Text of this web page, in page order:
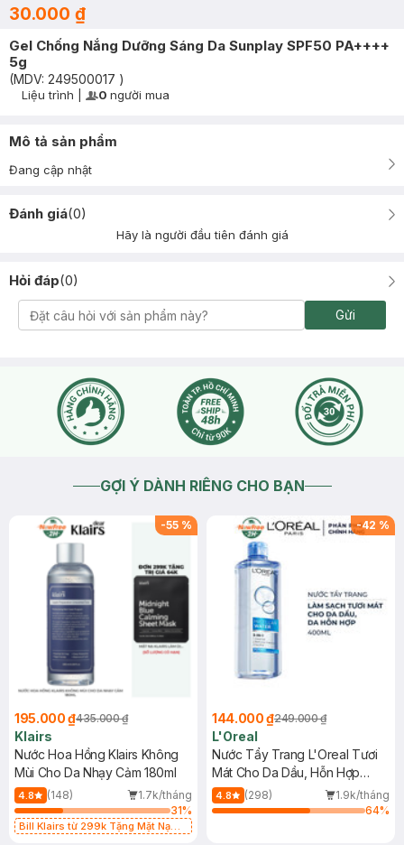
30.000 ₫
Gel Chống Nắng Dưỡng Sáng Da Sunplay SPF50 PA++++
5g
(MDV: 249500017 )
Timer Gray Icon
Liệu trình User Product Icon
0 người mua
Mô tả sản phẩm
Đang cập nhật
Đánh giá(0)
Hãy là người đầu tiên đánh giá
Hỏi đáp(0)
Gửi
GỢI Ý DÀNH RIÊNG CHO BẠN
-55 %
195.000 ₫435.000 ₫
Klairs
Nước Hoa Hồng Klairs Không
Mùi Cho Da Nhạy Cảm 180ml
4.8 (148)
1.7k/tháng
31%
Bill Klairs từ 299k Tặng Mặt Nạ
-42 %
144.000 ₫249.000 ₫
L'Oreal
Nước Tẩy Trang L'Oreal Tươi
Mát Cho Da Dầu, Hỗn Hợp
400ml
4.8 (298)
1.9k/tháng
64%